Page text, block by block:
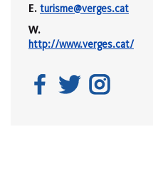
E. turisme@verges.cat
W.
http://www.verges.cat/